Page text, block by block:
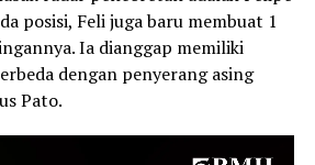
posisi, Feli juga baru membuat 1
Ia dianggap memiliki
dengan penyerang asing
Pato.